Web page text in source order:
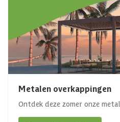
Metalen overkappingen
Ontdek deze zomer onze